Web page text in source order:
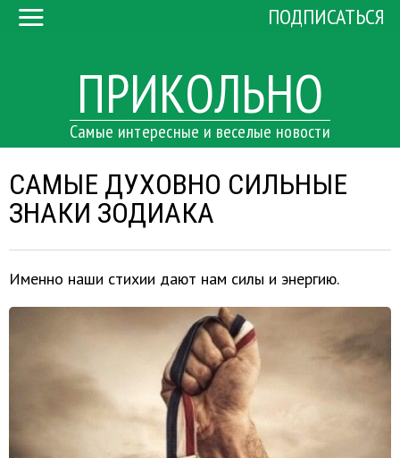
ПРИКОЛЬНО
Самые интересные и веселые новости
ПОДПИСАТЬСЯ
САМЫЕ ДУХОВНО СИЛЬНЫЕ
ЗНАКИ ЗОДИАКА
Именно наши стихии дают нам силы и энергию.